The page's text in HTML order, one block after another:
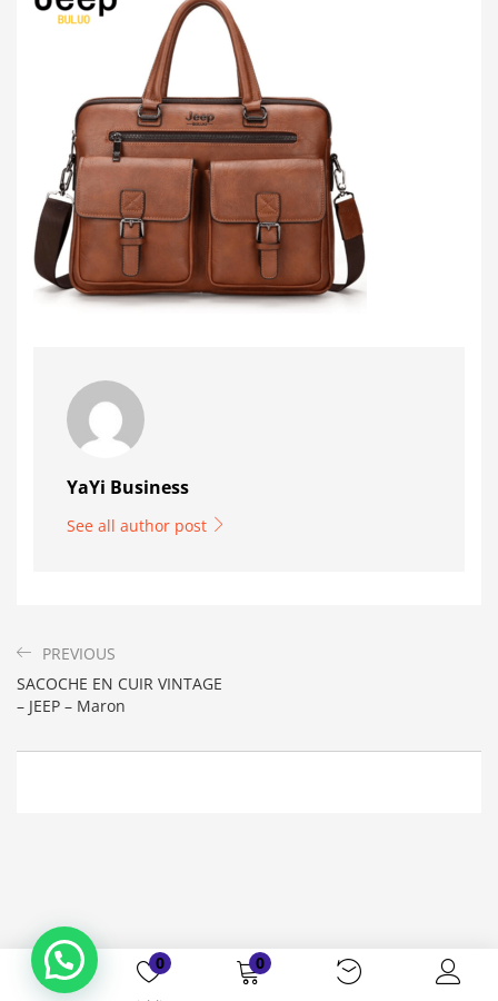
0 0
YaYi Business
See all author post
PREVIOUS
SACOCHE EN CUIR VINTAGE
– JEEP – Maron